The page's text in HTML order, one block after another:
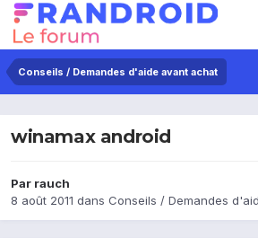
Conseils / Demandes d'aide avant achat
winamax android
Par rauch
8 août 2011 dans Conseils / Demandes